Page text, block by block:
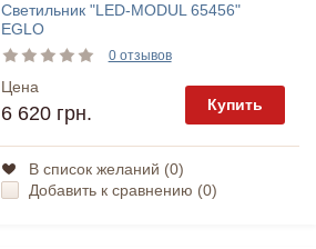
Светильник "LED-MODUL 65456"
EGLO
0 отзывов
Цена
6 620 грн. Купить
В список желаний (0)
Добавить к сравнению (0)